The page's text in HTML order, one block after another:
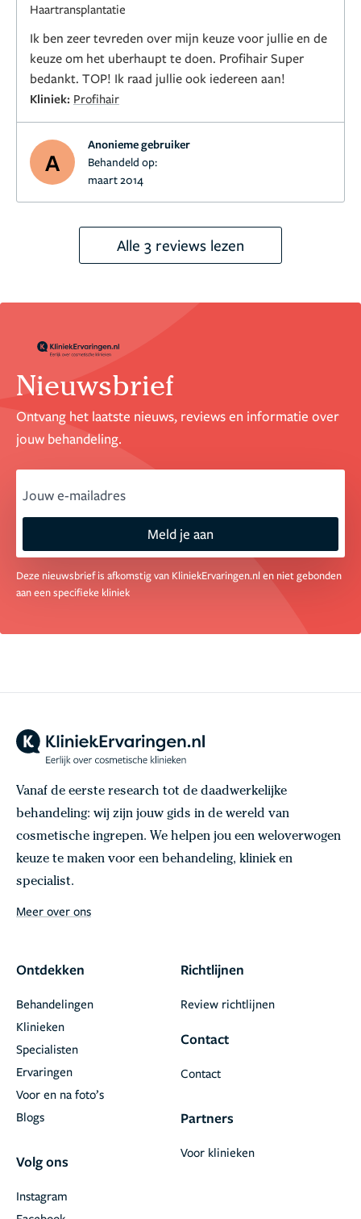
Haartransplantatie
Ik ben zeer tevreden over mijn keuze voor jullie en de
keuze om het uberhaupt te doen. Profihair Super
bedankt. TOP! Ik raad jullie ook iedereen aan!
Kliniek: Profihair
A
Anonieme gebruiker
Behandeld op:
maart 2014
Alle 3 reviews lezen
Nieuwsbrief
Ontvang het laatste nieuws, reviews en informatie over
jouw behandeling.
Meld je aan
Deze nieuwsbrief is afkomstig van KliniekErvaringen.nl en niet gebonden
aan een specifieke kliniek
Vanaf de eerste research tot de daadwerkelijke
behandeling: wij zijn jouw gids in de wereld van
cosmetische ingrepen. We helpen jou een weloverwogen
keuze te maken voor een behandeling, kliniek en
specialist.
Meer over ons
Ontdekken
Behandelingen
Klinieken
Specialisten
Ervaringen
Voor en na foto’s
Blogs
Volg ons
Instagram
Richtlijnen
Review richtlijnen
Contact
Contact
Partners
Voor klinieken